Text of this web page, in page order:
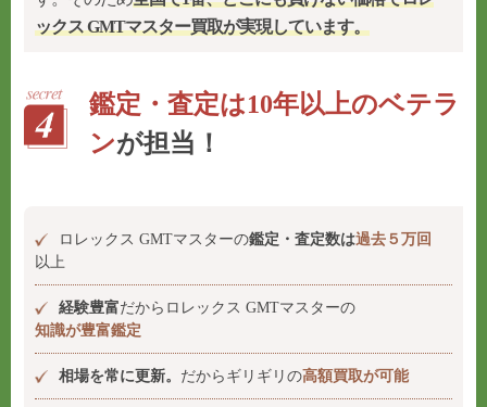
ックス GMTマスター買取が実現しています。
鑑定・査定は10年以上のベテラ
ンが担当！
ロレックス GMTマスターの鑑定・査定数は過去５万回
以上
経験豊富だからロレックス GMTマスターの
知識が豊富鑑定
相場を常に更新。 だからギリギリの高額買取が可能